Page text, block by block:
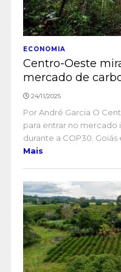
ECONOMIA
Centro-Oeste
mercado de
24/11/2025
Por André Garcia O
para entrar no mercado
durante a COP30. Goiás
Mais